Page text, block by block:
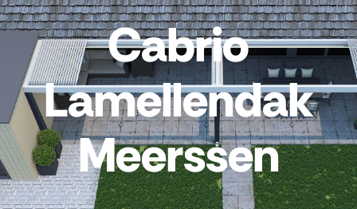
Cabrio
Lamellendak
Meerssen